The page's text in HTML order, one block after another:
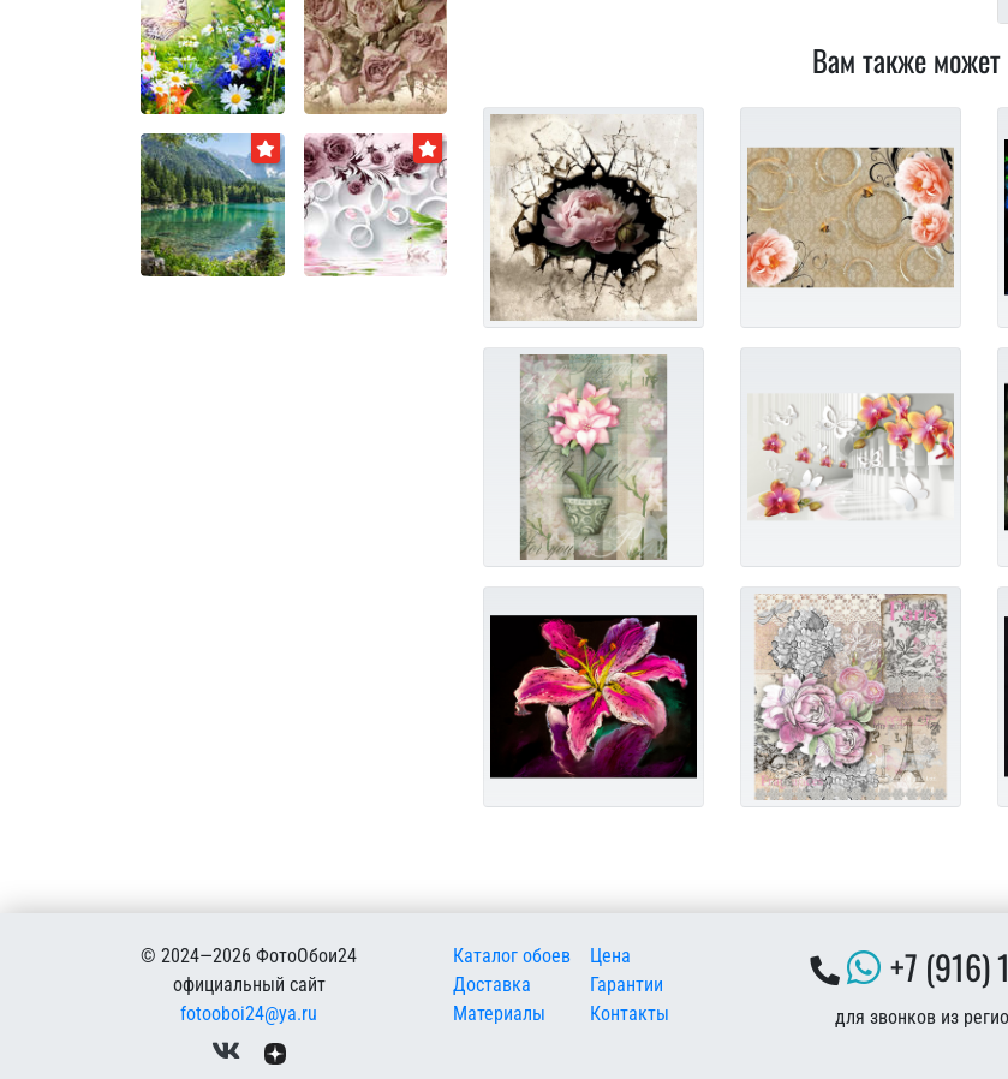
Вам также может
© 2024—2026 ФотоОбои24
официальный сайт
fotooboi24@ya.ru
Меню в подвале
Каталог обоев
Доставка
Материалы
Цена
Гарантии
Контакты
+7 (916)
для звонков из